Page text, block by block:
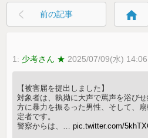
前の記事 home
1: 少考さん ★ 2025/07/09(水)
【被害届を提出しました】
対象者は、執拗に大声で罵声を浴び
方に暴力を振るった男性、そして、
定者です。
警察からは、…pic.twitter.com/